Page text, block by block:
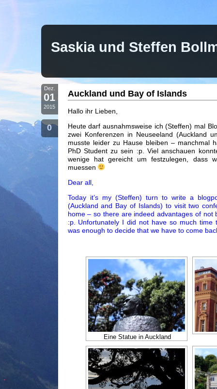
Saskia und Steffen
Dez.
01
2015
0
Auckland und Bay of Islands
Hallo ihr Lieben,
Heute darf ausnahmsweise ich (Steffen) mal
zwei Konferenzen in Neuseeland (Auckland
musste leider zu Hause bleiben – manchmal
PhD Student zu sein :p. Viel anschauen
wenige hat gereicht um festzulegen, dass
muessen
Dear all,
Today it’s my (Steffen) turn to write a
(Auckland and Bay of Islands) to visit two
home – so there are indeed advantages of not
:p. Unfortunately I did not have so much time
was enough to decide that we have to come
Eine Statue in Auckland